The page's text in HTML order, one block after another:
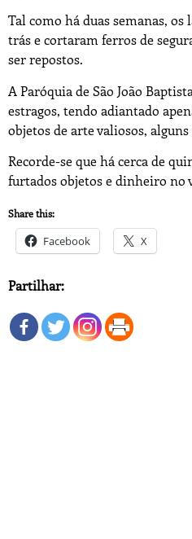
Tal como há duas semanas,
trás e cortaram ferros de
ser repostos.
A Paróquia de São João
estragos, tendo adiantado
objetos de arte valiosos,
Recorde-se que há cerca de
furtados objetos e dinheiro no
Share this:
Facebook X
Partilhar: